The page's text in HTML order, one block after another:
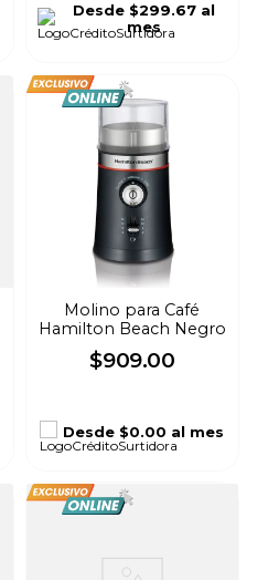
Desde$299.67 al
mes
Molino para Café
Hamilton Beach Negro
$909.00
Desde $0.00 al mes